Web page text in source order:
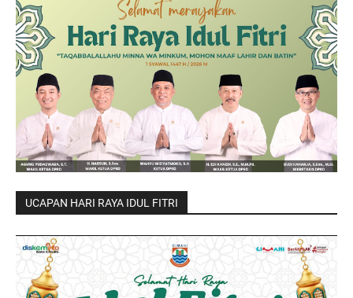
UCAPAN HARI RAYA IDUL FITRI